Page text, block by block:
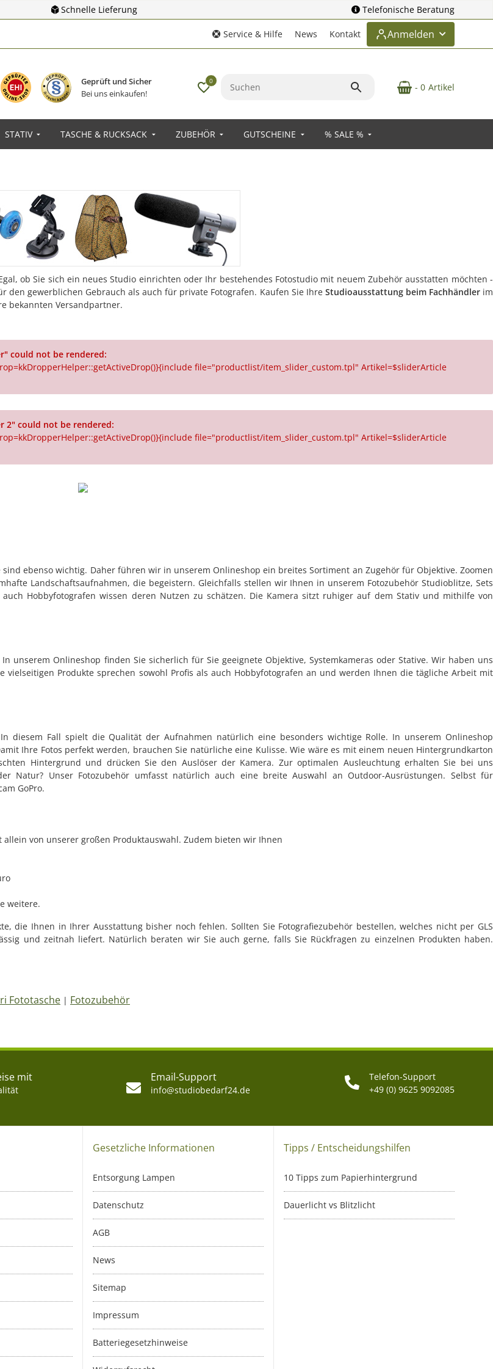
Schnelle Lieferung Telefonische Beratung
Service & Hilfe News Kontakt Anmelden
Geprüft und Sicher
Bei uns einkaufen!
0
- 0 Artikel
STATIV TASCHE & RUCKSACK ZUBEHÖR GUTSCHEINE % SALE %
ob Sie sich ein neues Studio einrichten oder Ihr bestehendes Fotostudio mit neuem Zubehör ausstatten möchten -
den gewerblichen Gebrauch als auch für private Fotografen. Kaufen Sie Ihre Studioausstattung beim Fachhändlerim
bekannten Versandpartner.
could not be rendered:
file="productlist/item_slider_custom.tpl" Artikel=$sliderArticle
2" could not be rendered:
file="productlist/item_slider_custom.tpl" Artikel=$sliderArticle
ebenso wichtig. Daher führen wir in unserem Onlineshop ein breites Sortiment an Zugehör für Objektive. Zoomen
Landschaftsaufnahmen, die begeistern. Gleichfalls stellen wir Ihnen in unserem Fotozubehör Studioblitze, Sets
Hobbyfotografen wissen deren Nutzen zu schätzen. Die Kamera sitzt ruhiger auf dem Stativ und mithilfe von
unserem Onlineshop finden Sie sicherlich für Sie geeignete Objektive, Systemkameras oder Stative. Wir haben uns
Produkte sprechen sowohl Profis als auch Hobbyfotografen an und werden Ihnen die tägliche Arbeit mit
diesem Fall spielt die Qualität der Aufnahmen natürlich eine besonders wichtige Rolle. In unserem Onlineshop
Ihre Fotos perfekt werden, brauchen Sie natürliche eine Kulisse. Wie wäre es mit einem neuen Hintergrundkarton
Hintergrund und drücken Sie den Auslöser der Kamera. Zur optimalen Ausleuchtung erhalten Sie bei uns
Natur? Unser Fotozubehör umfasst natürlich auch eine breite Auswahl an Outdoor-Ausrüstungen. Selbst für
GoPro.
von unserer großen Produktauswahl. Zudem bieten wir Ihnen
weitere.
die Ihnen in Ihrer Ausstattung bisher noch fehlen. Sollten Sie Fotografiezubehör bestellen, welches nicht per GLS
und zeitnah liefert. Natürlich beraten wir Sie auch gerne, falls Sie Rückfragen zu einzelnen Produkten haben.
Fototasche | Fotozubehör
mit Email-Support
info@studiobedarf24.de
Telefon-Support
+49 (0) 9625 9092085
Gesetzliche Informationen
Entsorgung Lampen
Datenschutz
AGB
News
Sitemap
Impressum
Batteriegesetzhinweise
Tipps / Entscheidungshilfen
10 Tipps zum Papierhintergrund
Dauerlicht vs Blitzlicht